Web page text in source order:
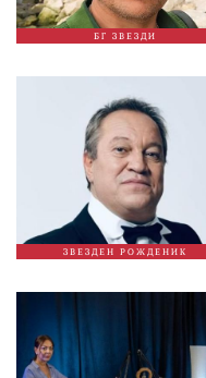
БГ ЗВЕЗДИ
ЗВЕЗДЕН РОЖДЕНИК